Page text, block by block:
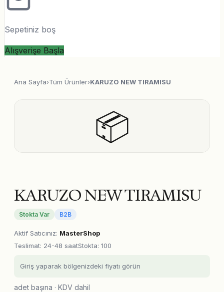
Sepetiniz boş
Alışverişe Başla
Ana Sayfa›Tüm Ürünler›KARUZO NEW TIRAMISU
📦
KARUZO NEW TIRAMISU
Stokta Var B2B
Aktif Satıcınız: MasterShop
Teslimat: 24-48 saatStokta: 100
Giriş yaparak bölgenizdeki fiyatı görün
adet başına · KDV dahil